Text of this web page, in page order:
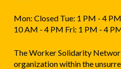
Mon: Closed Tue: 1 PM - 4
10 AM - 4 PM Fri: 1 PM - 4
The Worker Solidarity
organization within the